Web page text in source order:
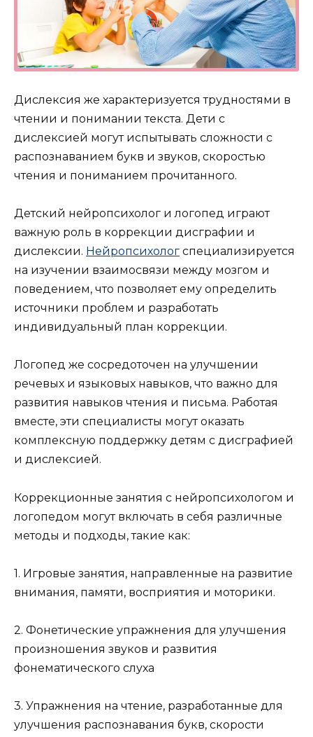
Дислексия же характеризуется трудностями в
чтении и понимании текста. Дети с
дислексией могут испытывать сложности с
распознаванием букв и звуков, скоростью
чтения и пониманием прочитанного.
Детский нейропсихолог и логопед играют
важную роль в коррекции дисграфии и
дислексии. Нейропсихолог специализируется
на изучении взаимосвязи между мозгом и
поведением, что позволяет ему определить
источники проблем и разработать
индивидуальный план коррекции.
Логопед же сосредоточен на улучшении
речевых и языковых навыков, что важно для
развития навыков чтения и письма. Работая
вместе, эти специалисты могут оказать
комплексную поддержку детям с дисграфией
и дислексией.
Коррекционные занятия с нейропсихологом и
логопедом могут включать в себя различные
методы и подходы, такие как:
1. Игровые занятия, направленные на развитие
внимания, памяти, восприятия и моторики.
2. Фонетические упражнения для улучшения
произношения звуков и развития
фонематического слуха
3. Упражнения на чтение, разработанные для
улучшения распознавания букв, скорости